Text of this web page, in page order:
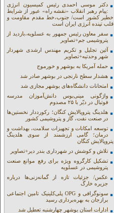
دکتر موسی احمدی رئیس کمیسیون انرژی
:پیام رهبر انقلاب «نقشه راه» عبور از شرایط
خطیر کشور است/ جنوب،خط مقدم مقاومت و
قلب تپنده انرژی ایران است
سفر معاون رئیس جمهور به عسلویه،بازدید از
پتروشیمی جم+تصاویر
آئین تجلیل و تکریم مهندس ارشدی شهردار
شهر وحدتیه+تصاویر
حمله آمریکا به بوشهر و خورموج
هشدار سطح نارنجی در بوشهر صادر شد
امتحانات دانشگاه‌های بوشهر مجازی شد
واژگونی مینی‌بوس دانش‌آموزان مدرسه
فوتبال در دیّر با ۲۵ مصدوم
هلدینگ پتروپالایش کنگان؛ رکورددار نخستین‌ها
در صنعت نفت، گاز و پتروشیمی کشور
توسعه امکانات و تجهیزات سلامت، بهداشت و
درمان؛ گامی ارزشمند از سوی هلدینگ
پتروپالایش کنگان
تلاش و کوشش در شهرداری بندر دیر+تصاویر
تشکیل کارگروه ویژه برای رفع موانع صنعت
پتروشیمی در عسلویه
عکس/ جزئیات تازه از گمانه‌زنی‌ها درباره
جزیره خارگ
سونوگرافی و OPG پلی‌کلینیک تامین اجتماعی
برازجان به بهره‌برداری رسید
ادارات استان بوشهر چهارشنبه تعطیل شد